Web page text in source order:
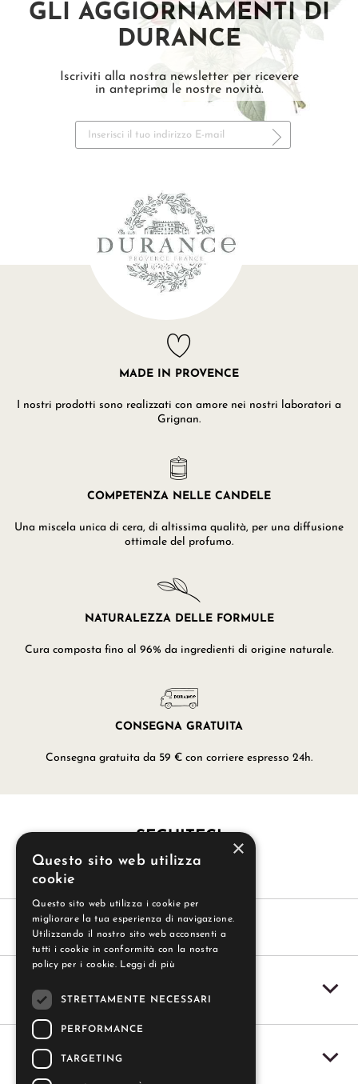
GLI AGGIORNAMENTI DI
DURANCE
Iscriviti alla nostra newsletter per ricevere
in anteprima le nostre novità.
MADE IN PROVENCE
I nostri prodotti sono realizzati con amore nei nostri laboratori a
Grignan.
COMPETENZA NELLE CANDELE
Una miscela unica di cera, di altissima qualità, per una diffusione
ottimale del profumo.
NATURALEZZA DELLE FORMULE
Cura composta fino al 96% da ingredienti di origine naturale.
CONSEGNA GRATUITA
Consegna gratuita da 59 € con corriere espresso 24h.
SEGUITECI
SERVIZIO CLIENTI
IL MIO ACCOUNT
×
Questo sito web utilizza
cookie
Questo sito web utilizza i cookie per
migliorare la tua esperienza di navigazione.
Utilizzando il nostro sito web acconsenti a
tutti i cookie in conformità con la nostra
policy per i cookie. Leggi di più
STRETTAMENTE NECESSARI
PERFORMANCE
TARGETING